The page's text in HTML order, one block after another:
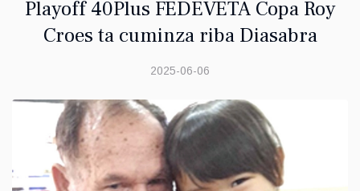
Playoff 40Plus FEDEVETA Copa Roy
Croes ta cuminza riba Diasabra
2025-06-06